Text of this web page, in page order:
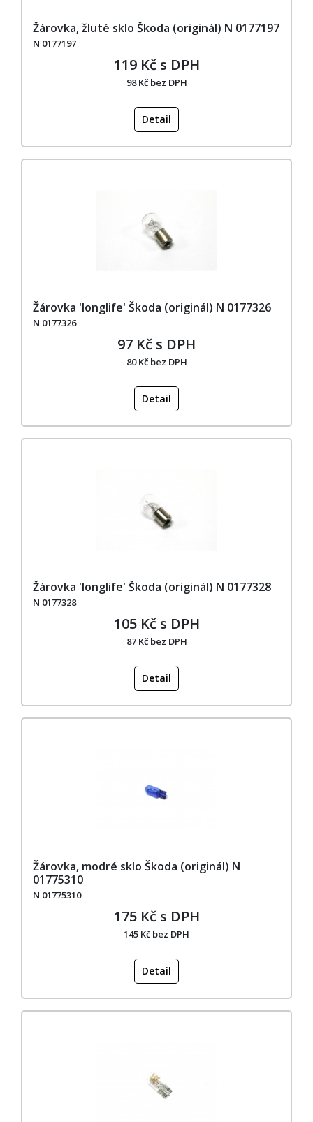
Žárovka, žluté sklo Škoda (originál) N 0177197
N 0177197
119 Kč s DPH
98 Kč bez DPH
Detail
Žárovka 'longlife' Škoda (originál) N 0177326
N 0177326
97 Kč s DPH
80 Kč bez DPH
Detail
Žárovka 'longlife' Škoda (originál) N 0177328
N 0177328
105 Kč s DPH
87 Kč bez DPH
Detail
Žárovka, modré sklo Škoda (originál) N
01775310
N 01775310
175 Kč s DPH
145 Kč bez DPH
Detail